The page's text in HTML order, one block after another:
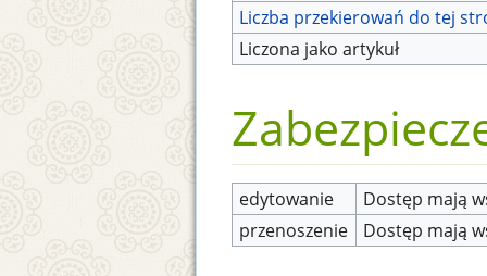
Liczba przekierowań do tej
Liczona jako artykuł
edytowanie
Dostęp mają
przenoszenie
Dostęp mają